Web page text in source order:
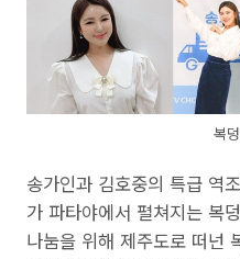
복
송가인과 김호중의 특급 역
가 파타야에서 펼쳐지는 복
나눔을 위해 제주도로 떠넌